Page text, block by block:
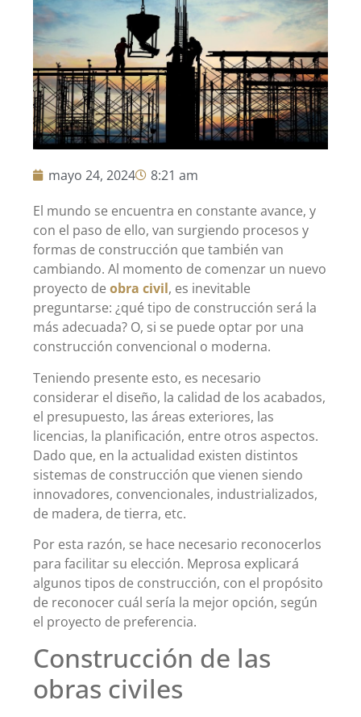
mayo 24, 2024
8:21 am
El mundo se encuentra en constante avance, y
con el paso de ello, van surgiendo procesos y
formas de construcción que también van
cambiando. Al momento de comenzar un nuevo
proyecto de obra civil, es inevitable
preguntarse: ¿qué tipo de construcción será la
más adecuada? O, si se puede optar por una
construcción convencional o moderna.
Teniendo presente esto, es necesario
considerar el diseño, la calidad de los acabados,
el presupuesto, las áreas exteriores, las
licencias, la planificación, entre otros aspectos.
Dado que, en la actualidad existen distintos
sistemas de construcción que vienen siendo
innovadores, convencionales, industrializados,
de madera, de tierra, etc.
Por esta razón, se hace necesario reconocerlos
para facilitar su elección. Meprosa explicará
algunos tipos de construcción, con el propósito
de reconocer cuál sería la mejor opción, según
el proyecto de preferencia.
Construcción de las
obras civiles